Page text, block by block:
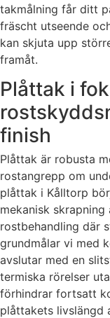
takmålning får ditt
fräscht utseende
kan skjuta upp
framåt.
Plåttak i
finish
Plåttak är robusta
rostangrepp om
plåttak i Kålltorp
mekanisk
rostbehandling där
grundmålar vi med
avslutar med en
termiska rörelser
förhindrar fortsatt
plåttakets livslängd